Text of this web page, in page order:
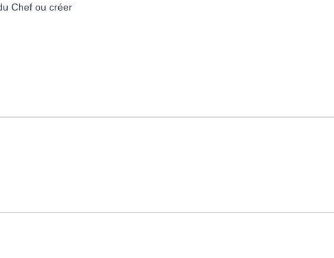
Chef ou créer